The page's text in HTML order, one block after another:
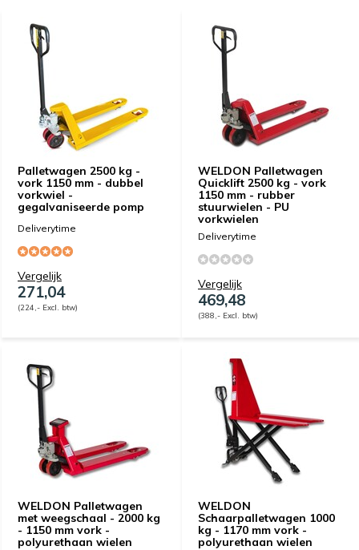
Palletwagen 2500 kg -
vork 1150 mm - dubbel
vorkwiel -
gegalvaniseerde pomp
Deliverytime
Vergelijk
271,04
(224,- Excl. btw)
WELDON Palletwagen
Quicklift 2500 kg - vork
1150 mm - rubber
stuurwielen - PU
vorkwielen
Deliverytime
Vergelijk
469,48
(388,- Excl. btw)
WELDON Palletwagen
met weegschaal - 2000 kg
- 1150 mm vork -
polyurethaan wielen
WELDON
Schaarpalletwagen 1000
kg - 1170 mm vork -
polyurethaan wielen